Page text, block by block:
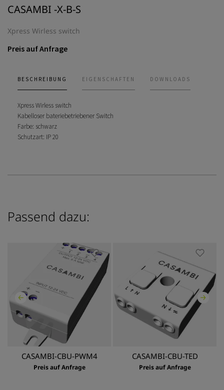
CASAMBI -X-B-S
Xpress Wirless switch
Preis auf Anfrage
BESCHREIBUNG EIGENSCHAFTEN DOWNLOADS
Xpress Wirless switch
Kabelloser bateriebetriebener Switch
Farbe: schwarz
Schutzart: IP 20
Passend dazu:
CASAMBI-CBU-PWM4
Preis auf Anfrage
CASAMBI-CBU-TED
Preis auf Anfrage